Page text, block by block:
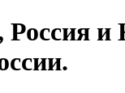
Россия